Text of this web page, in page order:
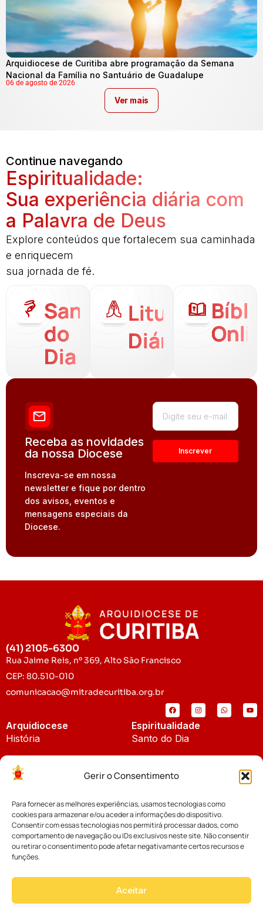
Gerir o Consentimento
Para fornecer as melhores experiências, usamos tecnologias como
cookies para armazenar e/ou aceder a informações do dispositivo.
Consentir com essas tecnologias nos permitirá processar dados, como
comportamento de navegação ou IDs exclusivos neste site. Não consentir
ou retirar o consentimento pode afetar negativamante certos recursos e
funções.
Aceitar
Arquidiocese de Curitiba abre programação da Semana
Nacional da Família no Santuário de Guadalupe
06 de agosto de 2026
Ver mais
Continue navegando
Espiritualidade:
Sua experiência diária com
a Palavra de Deus
Explore conteúdos que fortalecem sua caminhada
e enriquecem
sua jornada de fé.
Santo
do
Dia
Liturgia
Diária
Receba as novidades
da nossa Diocese
Inscreva-se em nossa
newsletter e fique por dentro
dos avisos, eventos e
mensagens especiais da
Diocese.
(41) 2105-6300
Rua Jaime Reis, nº 369, Alto São Francisco
CEP: 80.510-010
comunicacao@mitradecuritiba.org.br
Arquidiocese
História
Padroeira
Espiritualidade
Santo do Dia
Notícias
Notícias da Arquidiocese
Notícias Cáritas
Palavra dos Bispos
Cúria Diocesana
Fundo Diocesano
Vicariatos da Educação